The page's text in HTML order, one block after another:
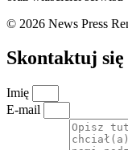
© 2026 News Press
Skontaktuj
Imię
E-mail